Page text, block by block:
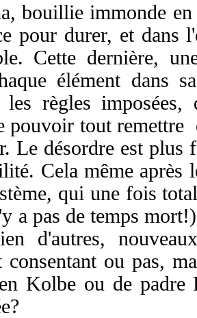
bouillie immonde
pour durer, et dans
Cette dernière,
élément dans
les règles imposées,
pouvoir tout remettre
Le désordre est
Cela même après
qui une fois
a pas de temps
d'autres,
consentant ou pas,
Kolbe ou de padre